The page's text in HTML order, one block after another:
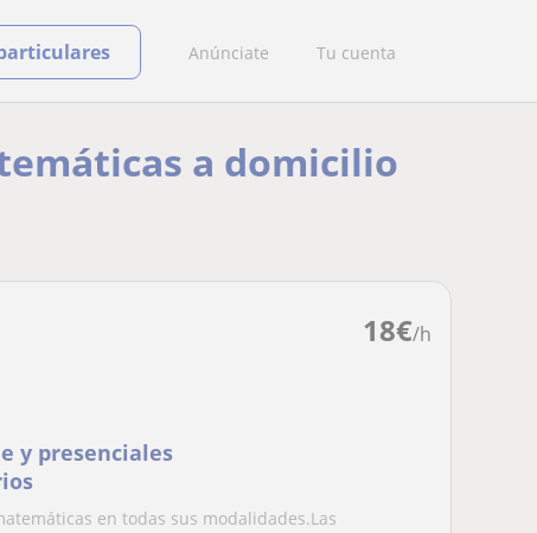
Anúnciate Tu cuenta
a domicilio
18€/h
y presenciales
en todas sus modalidades.Las